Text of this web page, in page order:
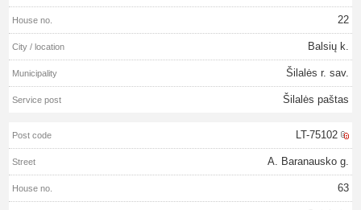
22
Balsių k.
Šilalės r. sav.
Šilalės paštas
LT-75102
A. Baranausko g.
63